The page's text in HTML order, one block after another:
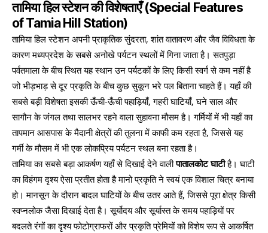
तामिया हिल स्टेशन की विशेषताएँ(Special Features
of Tamia Hill Station)
तामिया हिल स्टेशन अपनी प्राकृतिक सुंदरता, शांत वातावरण और जैव विविधता के
कारण मध्यप्रदेश के सबसे अनोखे पर्यटन स्थलों में गिना जाता है। सतपुड़ा
पर्वतमाला के बीच स्थित यह स्थान उन पर्यटकों के लिए किसी स्वर्ग से कम नहीं है
जो भीड़भाड़ से दूर प्रकृति के बीच कुछ सुकून भरे पल बिताना चाहते हैं। यहाँ की
सबसे बड़ी विशेषता इसकी ऊँची-ऊँची पहाड़ियाँ, गहरी घाटियाँ, घने साल और
सागौन के जंगल तथा सालभर रहने वाला सुहावना मौसम है। गर्मियों में भी यहाँ का
तापमान आसपास के मैदानी क्षेत्रों की तुलना में काफी कम रहता है, जिससे यह
गर्मी के मौसम में भी एक लोकप्रिय पर्यटन स्थल बना रहता है।
तामिया का सबसे बड़ा आकर्षण यहाँ से दिखाई देने वालीपातालकोट घाटीहै। घाटी
का विहंगम दृश्य ऐसा प्रतीत होता है मानो प्रकृति ने स्वयं एक विशाल चित्र बनाया
हो। मानसून के दौरान बादल घाटियों के बीच उतर आते हैं, जिससे पूरा क्षेत्र किसी
स्वप्नलोक जैसा दिखाई देता है। सूर्योदय और सूर्यास्त के समय पहाड़ियों पर
बदलते रंगों का दृश्य फोटोग्राफरों और प्रकृति प्रेमियों को विशेष रूप से आकर्षित